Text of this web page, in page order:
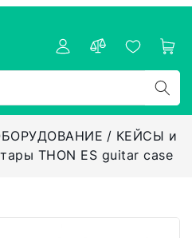
КЕЙСЫ и
THON ES guitar case